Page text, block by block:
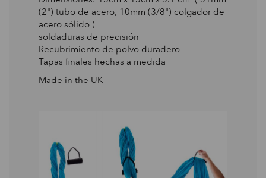
(2") tubo de acero, 10mm (3/8") colgador de
acero sólido )
soldaduras de precisión
Recubrimiento de polvo duradero
Tapas finales hechas a medida
Made in the UK